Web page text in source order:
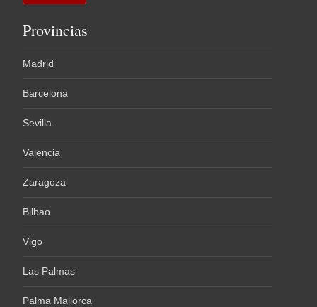
Provincias
Madrid
Barcelona
Sevilla
Valencia
Zaragoza
Bilbao
Vigo
Las Palmas
Palma Mallorca